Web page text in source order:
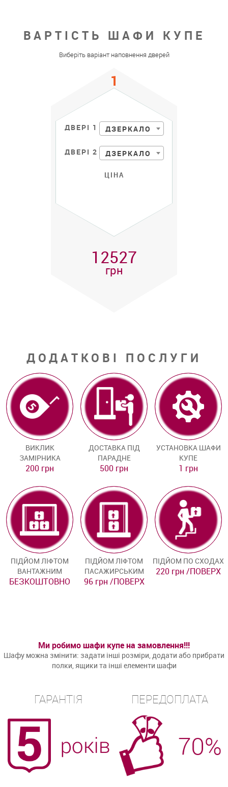
ВАРТІСТЬ ШАФИ КУПЕ
Виберіть варіант наповнення дверей
ДВЕРІ 1 ДЗЕРКАЛО
ДВЕРІ 2 ДЗЕРКАЛО
ЦІНА
12527
грн
ДОДАТКОВІ ПОСЛУГИ
ВИКЛИК
ЗАМІРНИКА
200 грн
ДОСТАВКА ПІД
ПАРАДНЕ
500 грн
УСТАНОВКА ШАФИ
КУПЕ
1 грн
ПІДЙОМ ЛІФТОМ
ВАНТАЖНИМ
БЕЗКОШТОВНО
ПІДЙОМ ЛІФТОМ
ПАСАЖИРСЬКИМ
96 грн /ПОВЕРХ
ПІДЙОМ ПО СХОДАХ
220 грн /ПОВЕРХ
Ми робимо шафи купе на замовлення!!!
Шафу можна змінити: задати інші розміри, додати або прибрати
полки, ящики та інші елементи шафи
ГАРАНТІЯ ПЕРЕДОПЛАТА